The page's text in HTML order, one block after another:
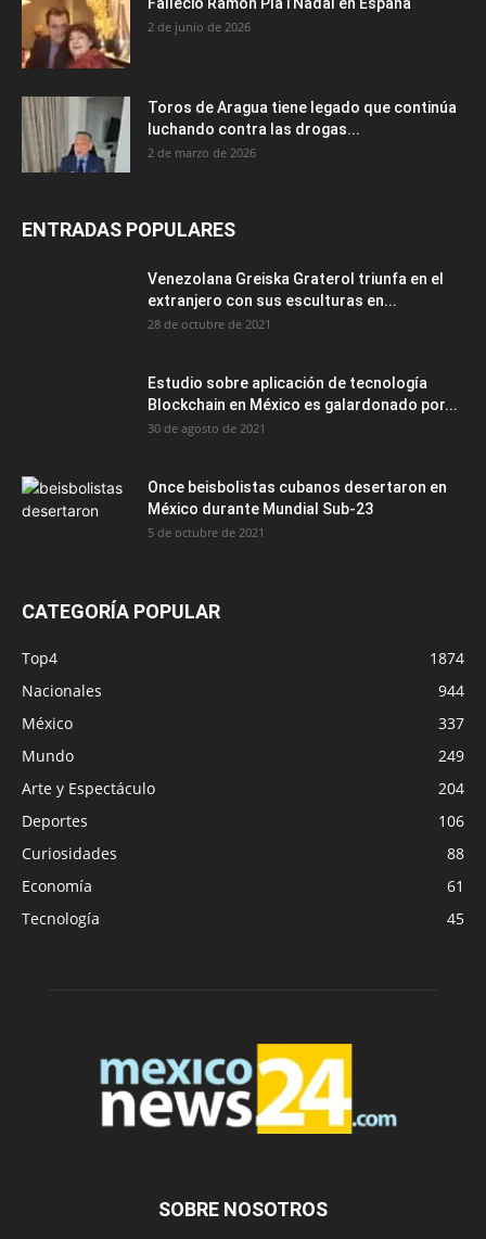
Falleció Ramón Pla i Nadal en España
2 de junio de 2026
Toros de Aragua tiene legado que continúa
luchando contra las drogas...
2 de marzo de 2026
ENTRADAS POPULARES
Venezolana Greiska Graterol triunfa en el
extranjero con sus esculturas en...
28 de octubre de 2021
Estudio sobre aplicación de tecnología
Blockchain en México es galardonado por...
30 de agosto de 2021
Once beisbolistas cubanos desertaron en
México durante Mundial Sub-23
5 de octubre de 2021
CATEGORÍA POPULAR
Top4
1874
Nacionales
944
México
337
Mundo
249
Arte y Espectáculo
204
Deportes
106
Curiosidades
88
Economía
61
Tecnología
45
SOBRE NOSOTROS